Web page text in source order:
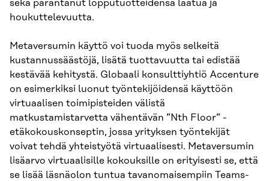
sekä parantanut lopputuotteidensa laatua ja
houkuttelevuutta.
Metaversumin käyttö voi tuoda myös selkeitä
kustannussäästöjä, lisätä tuottavuutta tai edistää
kestävää kehitystä. Globaali konsulttiyhtiö Accenture
on esimerkiksi luonut työntekijöidensä käyttöön
virtuaalisen toimipisteiden välistä
matkustamistarvetta vähentävän ”Nth Floor” -
etäkokouskonseptin, jossa yrityksen työntekijät
voivat tehdä yhteistyötä virtuaalisesti. Metaversumin
lisäarvo virtuaalisille kokouksille on erityisesti se, että
se lisää läsnäolon tuntua tavanomaisempiin Teams-